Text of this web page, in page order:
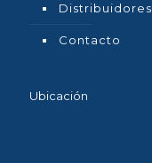
Distribuidores
Contacto
Ubicación